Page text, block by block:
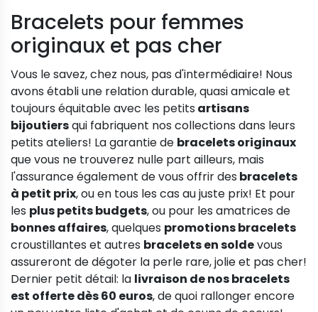
Bracelets pour femmes
originaux et pas cher
Vous le savez, chez nous, pas d'intermédiaire! Nous
avons établi une relation durable, quasi amicale et
toujours équitable avec les petits artisans
bijoutiersqui fabriquent nos collections dans leurs
petits ateliers! La garantie de bracelets originaux
que vous ne trouverez nulle part ailleurs, mais
l'assurance également de vous offrir des bracelets
à petit prix, ou en tous les cas au juste prix! Et pour
les plus petits budgets, ou pour les amatrices de
bonnes affaires, quelques promotions bracelets
croustillantes et autres bracelets en soldevous
assureront de dégoter la perle rare, jolie et pas cher!
Dernier petit détail: la livraison de nos bracelets
est offerte dès 60 euros, de quoi rallonger encore